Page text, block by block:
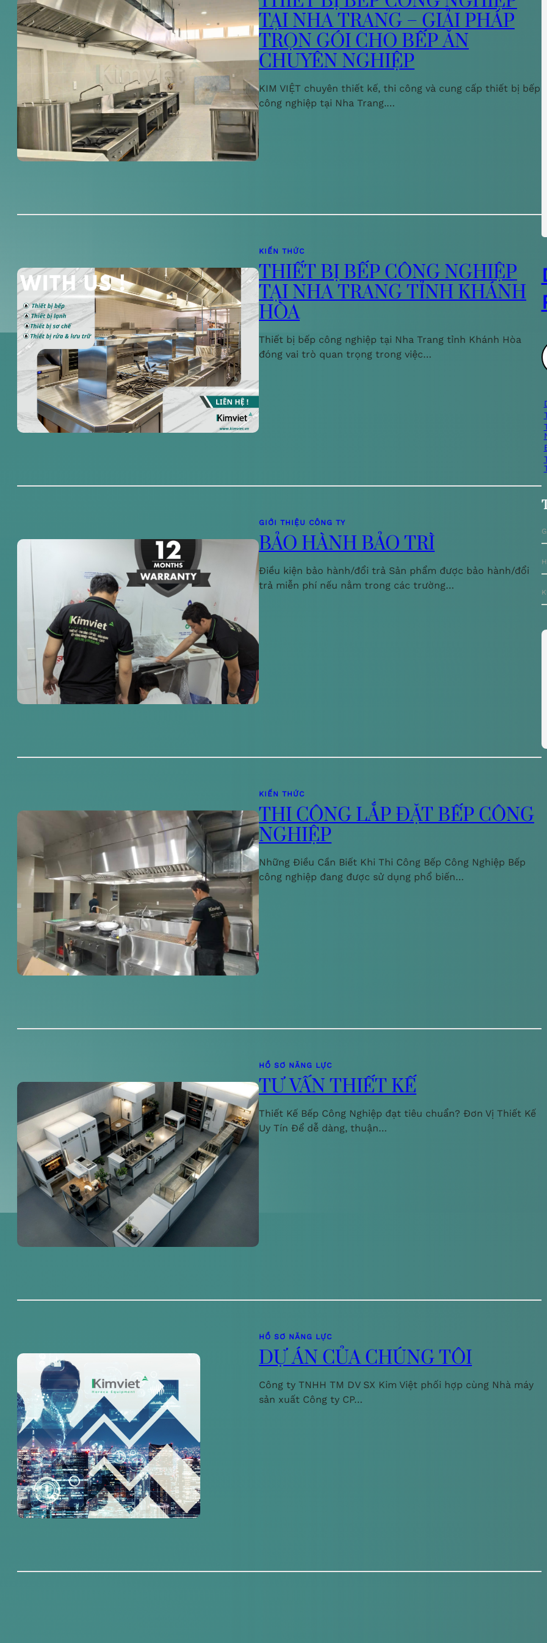
TẠI NHA TRANG – GIẢI PHÁP
TRỌN GÓI CHO BẾP ĂN
CHUYÊN NGHIỆP
KIM VIỆT chuyên thiết kế, thi công và cung cấp thiết bị bếp
công nghiệp tại Nha Trang.…
KIẾN THỨC
THIẾT BỊ BẾP CÔNG NGHIỆP
TẠI NHA TRANG TỈNH KHÁNH
HÒA
Thiết bị bếp công nghiệp tại Nha Trang tỉnh Khánh Hòa
đóng vai trò quan trọng trong việc…
GIỚI THIỆU CÔNG TY
BẢO HÀNH BẢO TRÌ
Điều kiện bảo hành/đổi trả Sản phẩm được bảo hành/đổi
trả miễn phí nếu nằm trong các trường…
KIẾN THỨC
THI CÔNG LẮP ĐẶT BẾP CÔNG
NGHIỆP
Những Điều Cần Biết Khi Thi Công Bếp Công Nghiệp Bếp
công nghiệp đang được sử dụng phổ biến…
HỒ SƠ NĂNG LỰC
TƯ VẤN THIẾT KẾ
Thiết Kế Bếp Công Nghiệp đạt tiêu chuẩn? Đơn Vị Thiết Kế
Uy Tín Để dễ dàng, thuận…
HỒ SƠ NĂNG LỰC
DỰ ÁN CỦA CHÚNG TÔI
Công ty TNHH TM DV SX Kim Việt phối hợp cùng Nhà máy
sản xuất Công ty CP…
i